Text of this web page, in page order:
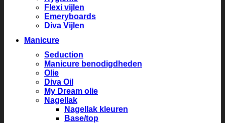
Flexi vijlen
Emeryboards
Diva Vijlen
Manicure
Seduction
Manicure benodigdheden
Olie
Diva Oil
My Dream olie
Nagellak
Nagellak kleuren
Base/top